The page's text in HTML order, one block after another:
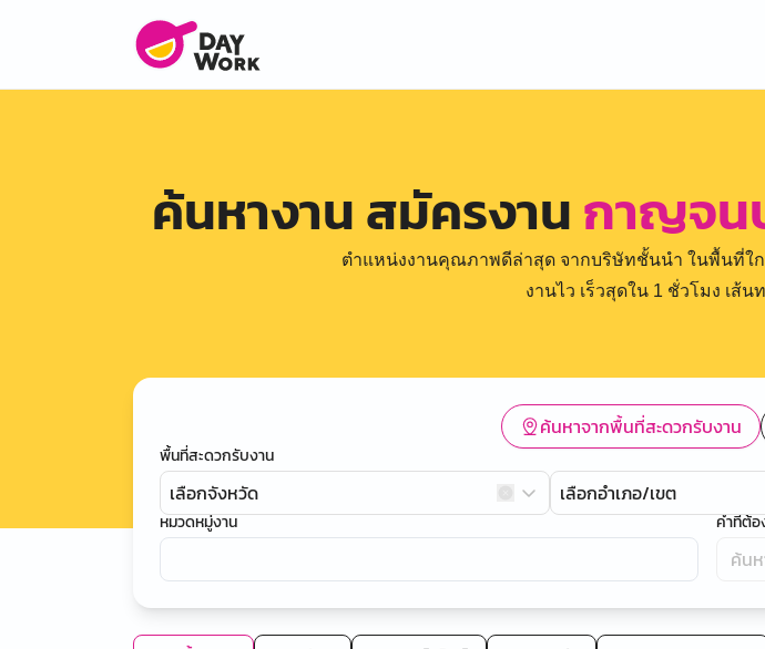
ค้นหางาน สมัครงานกาญจน
ตำแหน่งงานคุณภาพดีล่าสุด จากบริษัทชั้นนำ ในพื้นที่
งานไว เร็วสุดใน 1 ชั่วโมง เส้
ค้นหาจากพื้นที่สะดวกรับงาน
พื้นที่สะดวกรับงาน
เลือกจังหวัด เลือกอำเภอ/เขต
หมวดหมู่งาน คำที่ต้อ